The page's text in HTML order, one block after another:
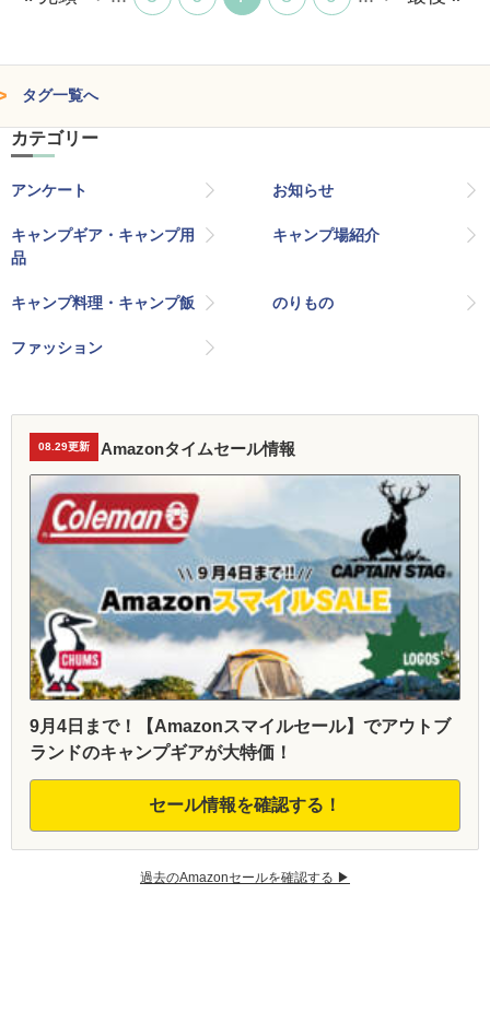
タグ一覧へ
カテゴリー
アンケート お知らせ
キャンプギア・キャンプ用
品
キャンプ場紹介
キャンプ料理・キャンプ飯 のりもの
ファッション
08.29更新 Amazonタイムセール情報
9月4日まで！【Amazonスマイルセール】でアウトブ
ランドのキャンプギアが大特価！
セール情報を確認する！
過去のAmazonセールを確認する ▶︎